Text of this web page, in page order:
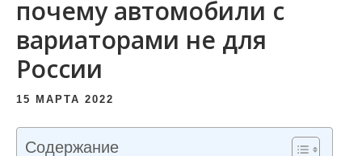
почему автомобили с
вариаторами не для
России
15 МАРТА 2022
Содержание